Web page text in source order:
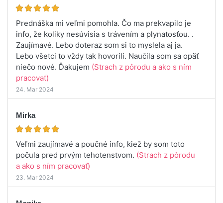
Prednáška mi veľmi pomohla. Čo ma prekvapilo je
info, že koliky nesúvisia s trávením a plynatosťou. .
Zaujímavé. Lebo doteraz som si to myslela aj ja.
Lebo všetci to vždy tak hovorili. Naučila som sa opäť
niečo nové. Ďakujem (Strach z pôrodu a ako s ním
pracovať)
24. Mar 2024
Mirka
Veľmi zaujímavé a poučné info, kiež by som toto
počula pred prvým tehotenstvom. (Strach z pôrodu
a ako s ním pracovať)
23. Mar 2024